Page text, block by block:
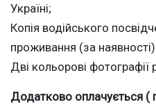
Україні;
Копія водійського
проживання (за наявності).
Дві кольорові
Додатково оплачується (